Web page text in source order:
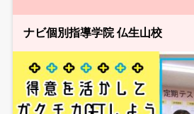
ナビ個別指導学院 仏生山校